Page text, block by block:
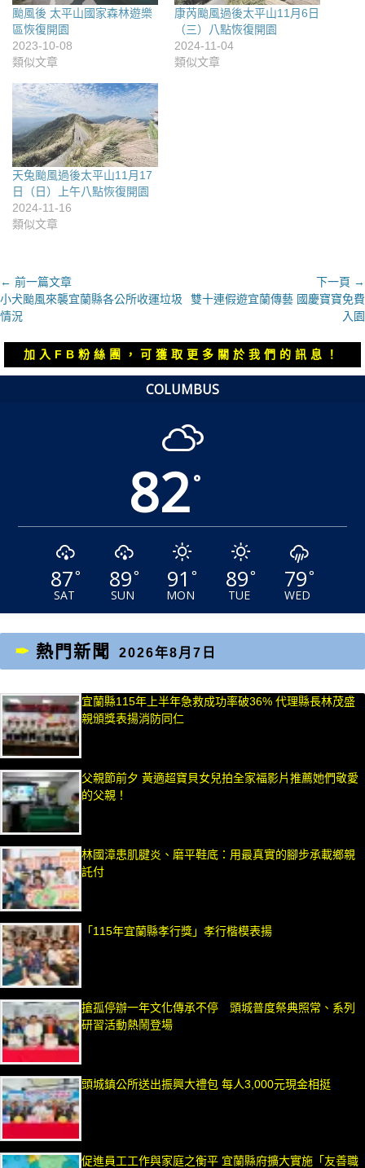
颱風後 太平山國家森林遊樂
區恢復開園
2023-10-08
類似文章
康芮颱風過後太平山11月6日
（三）八點恢復開園
2024-11-04
類似文章
天兔颱風過後太平山11月17
日（日）上午八點恢復開園
2024-11-16
類似文章
文
章
導
覽
← 前一篇文章
上
一
章：
小犬颱風來襲宜蘭縣各公所收運垃圾
情況
下一頁 →
下
文
章：
雙十連假遊宜蘭傳藝 國慶寶寶免費
入園
加入FB粉絲團，可獲取更多關於我們的訊息！
COLUMBUS
82°
87°
SAT
89°
SUN
91 °
MON
89°
TUE
79°
WED
熱門新聞 2026年8月7日
宜蘭縣115年上半年急救成功率破36% 代理縣長林茂盛
親頒獎表揚消防同仁
父親節前夕 黃適超寶貝女兒拍全家福影片推薦她們敬愛
的父親！
林國漳患肌腱炎、磨平鞋底：用最真實的腳步承載鄉親
託付
「115年宜蘭縣孝行獎」孝行楷模表揚
搶孤停辦一年文化傳承不停 頭城普度祭典照常、系列
研習活動熱鬧登場
頭城鎮公所送出振興大禮包 每人3,000元現金相挺
促進員工工作與家庭之衡平 宜蘭縣府擴大實施「友善職